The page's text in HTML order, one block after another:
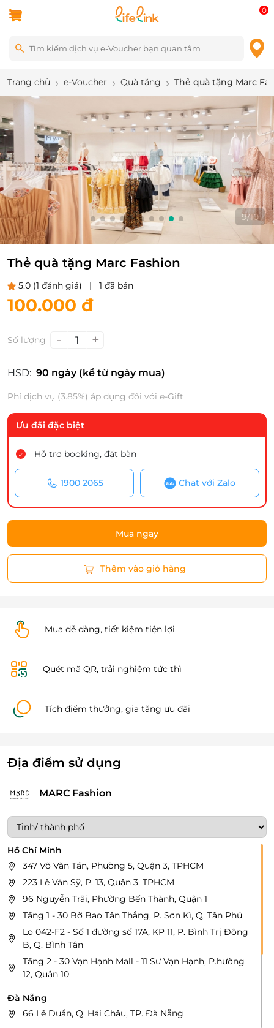
0
Trang chủ e-Voucher Quà tặng Thẻ quà tặng Marc
9/10
Thẻ quà tặng Marc Fashion
5.0 (1 đánh giá) | 1 đã bán
100.000 đ
Số lượng - 1 +
HSD: 90 ngày (kể từ ngày mua)
Phí dịch vụ (3.85%) áp dụng đối với e-Gift
Ưu đãi đặc biệt
Hỗ trợ booking, đặt bàn
1900 2065 Chat với Zalo
Mua ngay
Thêm vào giỏ hàng
Mua dễ dàng, tiết kiệm tiện lợi
Quét mã QR, trải nghiệm tức thì
Tích điểm thưởng, gia tăng ưu đãi
Địa điểm sử dụng
MARC Fashion
Hồ Chí Minh
347 Võ Văn Tần, Phường 5, Quận 3, TPHCM
223 Lê Văn Sỹ, P. 13, Quận 3, TPHCM
96 Nguyễn Trãi, Phường Bến Thành, Quận 1
Tầng 1 - 30 Bờ Bao Tân Thắng, P. Sơn Kì, Q. Tân Phú
Lo 042-F2 - Số 1 đường số 17A, KP 11, P. Bình Trị Đông
B, Q. Bình Tân
Tầng 2 - 30 Vạn Hạnh Mall - 11 Sư Vạn Hạnh, P.hường
12, Quận 10
Đà Nẵng
66 Lê Duẩn, Q. Hải Châu, TP. Đà Nẵng